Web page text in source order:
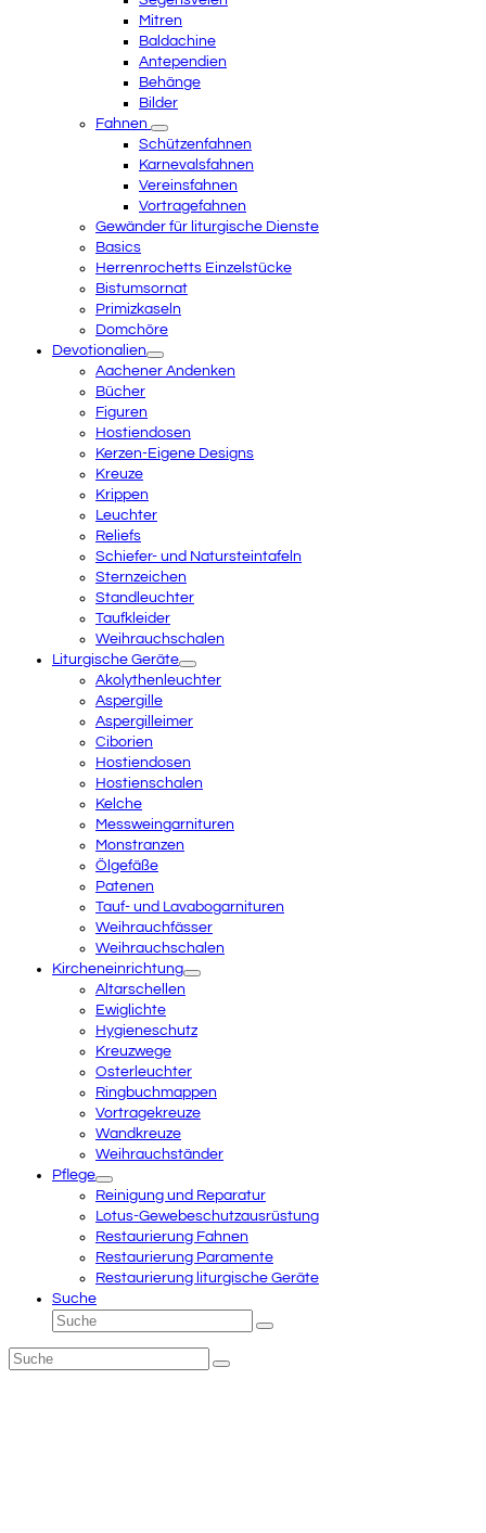
Mitren
Baldachine
Antependien
Behänge
Bilder
Fahnen
Schützenfahnen
Karnevalsfahnen
Vereinsfahnen
Vortragefahnen
Gewänder für liturgische Dienste
Basics
Herrenrochetts Einzelstücke
Bistumsornat
Primizkaseln
Domchöre
Devotionalien
Aachener Andenken
Bücher
Figuren
Hostiendosen
Kerzen-Eigene Designs
Kreuze
Krippen
Leuchter
Reliefs
Schiefer- und Natursteintafeln
Sternzeichen
Standleuchter
Taufkleider
Weihrauchschalen
Liturgische Geräte
Akolythenleuchter
Aspergille
Aspergilleimer
Ciborien
Hostiendosen
Hostienschalen
Kelche
Messweingarnituren
Monstranzen
Ölgefäße
Patenen
Tauf- und Lavabogarnituren
Weihrauchfässer
Weihrauchschalen
Kircheneinrichtung
Altarschellen
Ewiglichte
Hygieneschutz
Kreuzwege
Osterleuchter
Ringbuchmappen
Vortragekreuze
Wandkreuze
Weihrauchständer
Pflege
Reinigung und Reparatur
Lotus-Gewebeschutzausrüstung
Restaurierung Fahnen
Restaurierung Paramente
Restaurierung liturgische Geräte
Suche
Suche
Senden
Suche
Senden